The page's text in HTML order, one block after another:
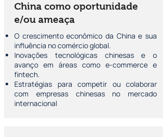
China como oportunidade
e/ou ameaça
O crescimento econômico da China e sua
influência no comércio global.
Inovações tecnológicas chinesas e o
avanço em áreas como e-commerce e
fintech.
Estratégias para competir ou colaborar
com empresas chinesas no mercado
internacional